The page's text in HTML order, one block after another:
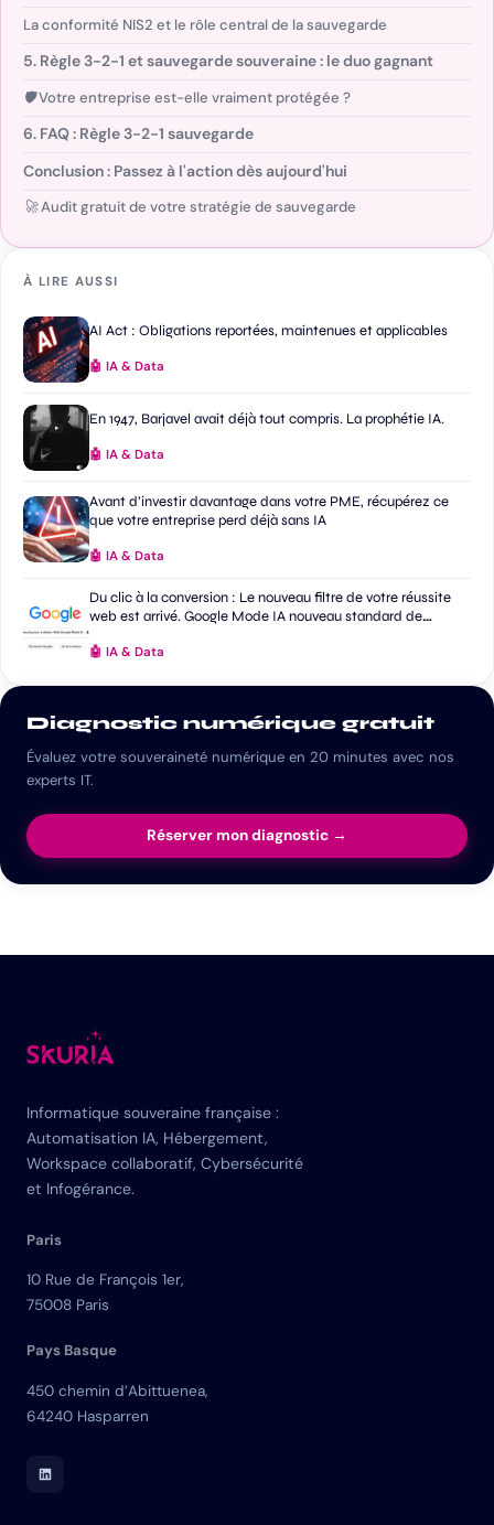
La conformité NIS2 et le rôle central de la sauvegarde
5. Règle 3-2-1 et sauvegarde souveraine : le duo gagnant
🛡️ Votre entreprise est-elle vraiment protégée ?
6. FAQ : Règle 3-2-1 sauvegarde
Conclusion : Passez à l'action dès aujourd'hui
🚀 Audit gratuit de votre stratégie de sauvegarde
À LIRE AUSSI
AI Act : Obligations reportées, maintenues et applicables
🤖 IA & Data
En 1947, Barjavel avait déjà tout compris. La prophétie IA.
🤖 IA & Data
Avant d’investir davantage dans votre PME, récupérez ce
que votre entreprise perd déjà sans IA
🤖 IA & Data
Du clic à la conversion : Le nouveau filtre de votre réussite
web est arrivé. Google Mode IA nouveau standard de
🤖 IA & Data
Diagnostic numérique gratuit
Évaluez votre souveraineté numérique en 20 minutes avec nos
experts IT.
Réserver mon diagnostic →
Informatique souveraine française :
Automatisation IA, Hébergement,
Workspace collaboratif, Cybersécurité
et Infogérance.
Paris
10 Rue de François 1er,
75008 Paris
Pays Basque
450 chemin d’Abittuenea,
64240 Hasparren
LinkedIn Skuria